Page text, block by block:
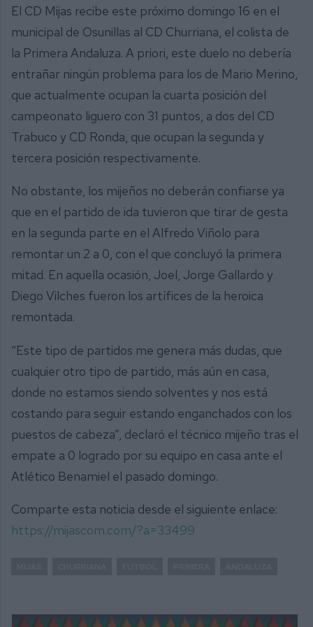
El CD Mijas recibe este próximo domingo 16 en el
municipal de Osunillas al CD Churriana, el colista de
la Primera Andaluza. A priori, este duelo no debería
entrañar ningún problema para los de Mario Merino,
que actualmente ocupan la cuarta posición del
campeonato liguero con 31 puntos, a dos del CD
Trabuco y CD Ronda, que ocupan la segunda y
tercera posición respectivamente.
No obstante, los mijeños no deberán confiarse ya
que en el partido de ida tuvieron que tirar de gesta
en la segunda parte en el Alfredo Viñolo para
remontar un 2 a 0, con el que concluyó la primera
mitad. En aquella ocasión, Joel, Jorge Gallardo y
Diego Vilches fueron los artífices de la heroica
remontada.
“Este tipo de partidos me genera más dudas, que
cualquier otro tipo de partido, más aún en casa,
donde no estamos siendo solventes y nos está
costando para seguir estando enganchados con los
puestos de cabeza”, declaró el técnico mijeño tras el
empate a 0 logrado por su equipo en casa ante el
Atlético Benamiel el pasado domingo.
Comparte esta noticia desde el siguiente enlace:
https://mijascom.com/?a=33499